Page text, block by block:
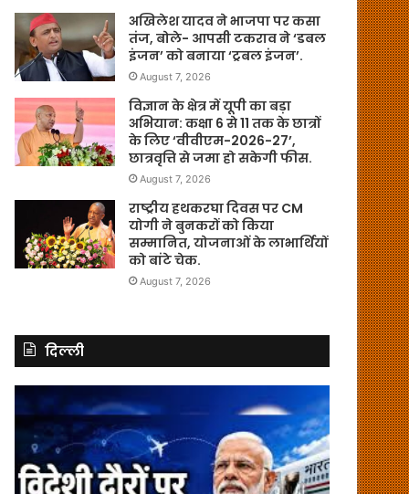
अखिलेश यादव ने भाजपा पर कसा
तंज, बोले- आपसी टकराव ने ‘डबल
इंजन’ को बनाया ‘ट्रबल इंजन’.
August 7, 2026
विज्ञान के क्षेत्र में यूपी का बड़ा
अभियान: कक्षा 6 से 11 तक के छात्रों
के लिए ‘वीवीएम-2026-27’,
छात्रवृत्ति से जमा हो सकेगी फीस.
August 7, 2026
राष्ट्रीय हथकरघा दिवस पर CM
योगी ने बुनकरों को किया
सम्मानित, योजनाओं के लाभार्थियों
को बांटे चेक.
August 7, 2026
दिल्ली